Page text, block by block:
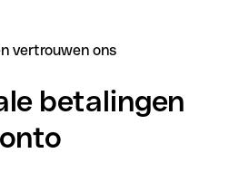
vertrouwen ons
betalingen